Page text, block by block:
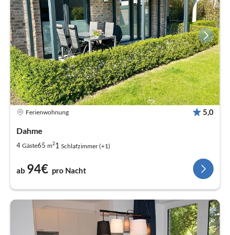
Ferienwohnung 5,0
Dahme
4 Gäste65 m21 Schlafzimmer (+1)
ab 94€ pro Nacht